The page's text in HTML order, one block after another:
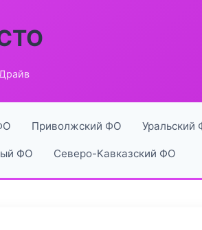
Приволжский ФО Уральский
ФО Северо-Кавказский ФО